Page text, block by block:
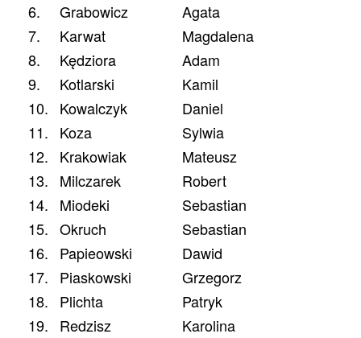
6.
Grabowicz
Agata
7.
Karwat
Magdalena
8.
Kędziora
Adam
9.
Kotlarski
Kamil
10.
Kowalczyk
Daniel
11.
Koza
Sylwia
12.
Krakowiak
Mateusz
13.
Milczarek
Robert
14.
Miodeki
Sebastian
15. Okruch
Sebastian
16.
Papieowski
Dawid
17.
Piaskowski
Grzegorz
18.
Plichta
Patryk
19.
Redzisz
Karolina